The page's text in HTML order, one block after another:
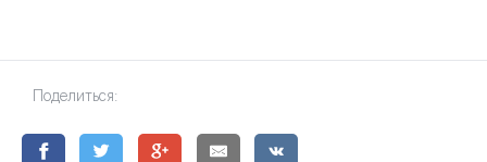
Поделиться: